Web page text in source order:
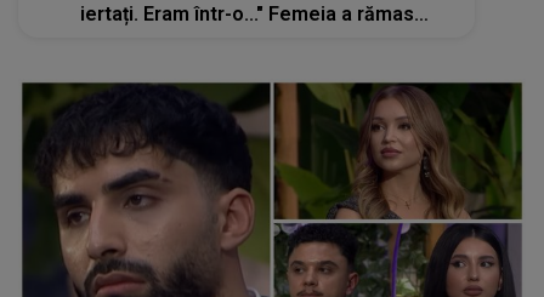
iertați. Eram într-o..." Femeia a rămas